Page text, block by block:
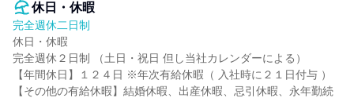
休日・休暇
完全週休二日制
休日・休暇
完全週休２日制 （土日・祝日 但し当社カレンダーによる）
【年間休日】１２４日 ※年次有給休暇（ 入社時に２１日付与 ）
【その他の有給休暇】結婚休暇、出産休暇、忌引休暇、永年勤続